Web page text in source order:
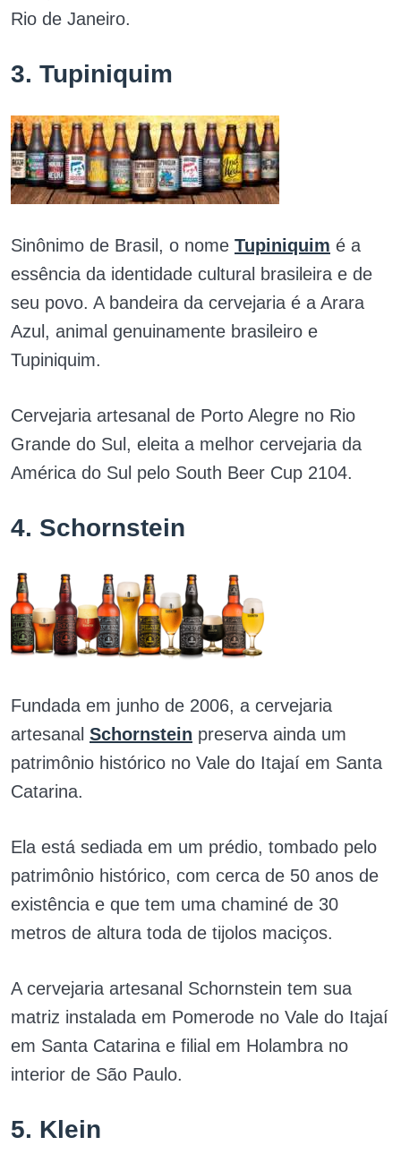
Rio de Janeiro.
3. Tupiniquim
Sinônimo de Brasil, o nome Tupiniquim é a
essência da identidade cultural brasileira e de
seu povo. A bandeira da cervejaria é a Arara
Azul, animal genuinamente brasileiro e
Tupiniquim.
Cervejaria artesanal de Porto Alegre no Rio
Grande do Sul, eleita a melhor cervejaria da
América do Sul pelo South Beer Cup 2104.
4. Schornstein
Fundada em junho de 2006, a cervejaria
artesanal Schornstein preserva ainda um
patrimônio histórico no Vale do Itajaí em Santa
Catarina.
Ela está sediada em um prédio, tombado pelo
patrimônio histórico, com cerca de 50 anos de
existência e que tem uma chaminé de 30
metros de altura toda de tijolos maciços.
A cervejaria artesanal Schornstein tem sua
matriz instalada em Pomerode no Vale do Itajaí
em Santa Catarina e filial em Holambra no
interior de São Paulo.
5. Klein